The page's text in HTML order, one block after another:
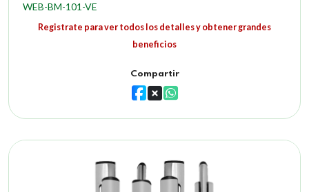
WEB-BM-101-VE
Registrate para ver todos los detalles y obtener grandes
beneficios
Compartir